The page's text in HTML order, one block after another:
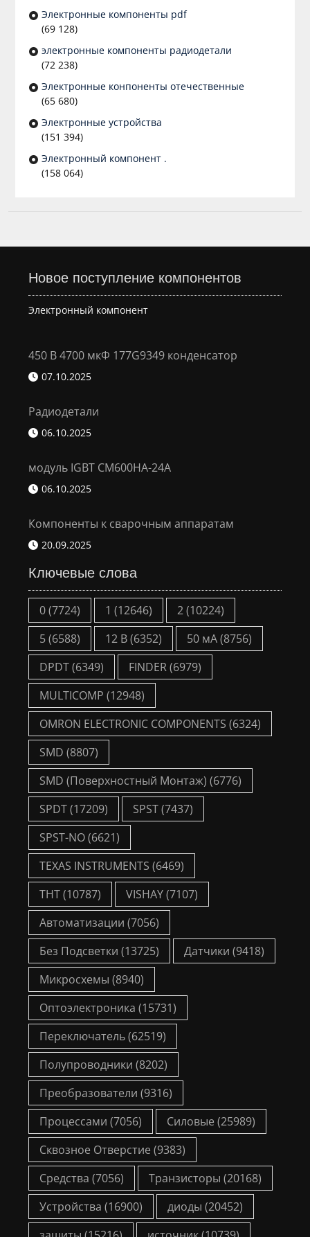
Электронные компоненты pdf
(69 128)
электронные компоненты радиодетали
(72 238)
Электронные конпоненты отечественные
(65 680)
Электронные устройства
(151 394)
Электронный компонент .
(158 064)
Новое поступление компонентов
Электронный компонент
450 В 4700 мкФ 177G9349 конденсатор
07.10.2025
Радиодетали
06.10.2025
модуль IGBT CM600HA-24A
06.10.2025
Компоненты к сварочным аппаратам
20.09.2025
Ключевые слова
0(7724) 1 (12646) 2(10224)
5(6588) 12 В(6352) 50 мА(8756)
DPDT(6349) FINDER(6979)
MULTICOMP (12948)
OMRON ELECTRONIC COMPONENTS (6324)
SMD (8807)
SMD (Поверхностный Монтаж) (6776)
SPDT(17209) SPST(7437)
SPST-NO(6621)
TEXAS INSTRUMENTS (6469)
THT(10787) VISHAY(7107)
Автоматизации (7056)
Без Подсветки (13725) Датчики (9418)
Микросхемы (8940)
Оптоэлектроника (15731)
Переключатель(62519)
Полупроводники (8202)
Преобразователи (9316)
Процессами (7056) Силовые (25989)
Сквозное Отверстие (9383)
Средства (7056) Транзисторы (20168)
Устройства (16900) диоды (20452)